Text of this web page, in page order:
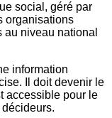
social, géré par
organisations
niveau national
information
Il doit devenir le
accessible pour le